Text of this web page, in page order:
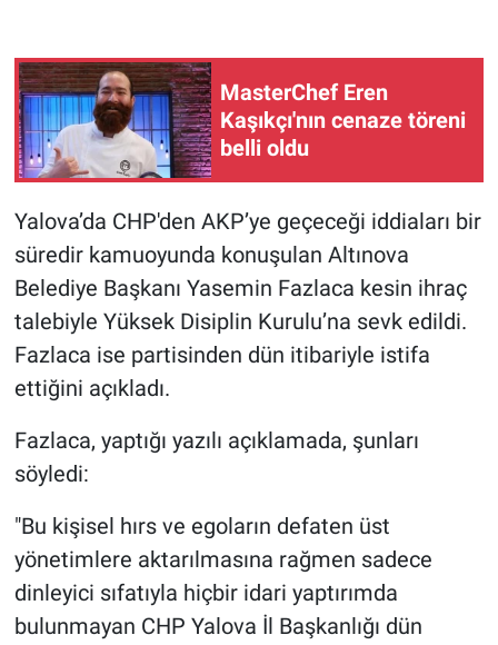
MasterChef Eren
Kaşıkçı'nın cenaze töreni
belli oldu
Yalova’da CHP'den AKP’ye geçeceği iddiaları bir
süredir kamuoyunda konuşulan Altınova
Belediye Başkanı Yasemin Fazlaca kesin ihraç
talebiyle Yüksek Disiplin Kurulu’na sevk edildi.
Fazlaca ise partisinden dün itibariyle istifa
ettiğini açıkladı.
Fazlaca, yaptığı yazılı açıklamada, şunları
söyledi:
"Bu kişisel hırs ve egoların defaten üst
yönetimlere aktarılmasına rağmen sadece
dinleyici sıfatıyla hiçbir idari yaptırımda
bulunmayan CHP Yalova İl Başkanlığı dün
Günün görüntüsü
Haber
İlan
Kimdir
Koronavirüs
Kültür Sanat
Ne demişti
Popüler
Programlar